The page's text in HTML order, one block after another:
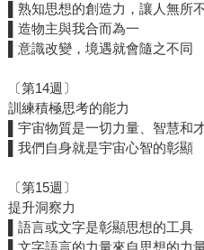
▌熟知思想的創造力，讓人無所
▌造物主與我合而為一
▌意識改變，境遇就會隨之不同
〔第14週〕
訓練積極思考的能力
▌宇宙物質是一切力量、智慧和
▌我們自身就是宇宙心智的彰顯
〔第15週〕
提升洞察力
▌語言或文字是彰顯思想的工具
▌文字語言的力量來自思想的力